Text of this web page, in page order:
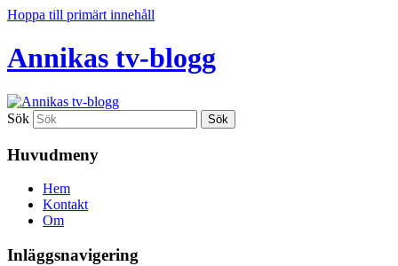
Hoppa till primärt innehåll
Annikas tv-blogg
Sök
Huvudmeny
Hem
Kontakt
Om
Inläggsnavigering